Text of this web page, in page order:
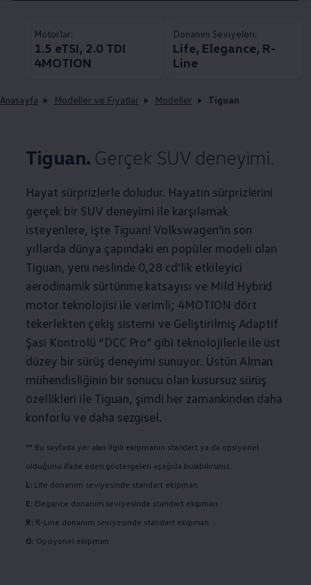
Motorlar:
1.5 eTSI, 2.0 TDI
4MOTION
Donanım Seviyeleri:
Life, Elegance, R-
Line
Anasayfa Modeller ve Fiyatlar Modeller Tiguan
Tiguan. Gerçek SUV deneyimi.
Hayat sürprizlerle doludur. Hayatın sürprizlerini
gerçek bir SUV deneyimi ile karşılamak
isteyenlere, işte Tiguan! Volkswagen’in son
yıllarda dünya çapındaki en popüler modeli olan
Tiguan, yeni neslinde 0,28 cd’lik etkileyici
aerodinamik sürtünme katsayısı ve Mild Hybrid
motor teknolojisi ile verimli; 4MOTION dört
tekerlekten çekiş sistemi ve Geliştirilmiş Adaptif
Şasi Kontrolü “DCC Pro” gibi teknolojilerle ile üst
düzey bir sürüş deneyimi sunuyor. Üstün Alman
mühendisliğinin bir sonucu olan kusursuz sürüş
özellikleri ile Tiguan, şimdi her zamankinden daha
konforlu ve daha sezgisel.
** Bu sayfada yer alan ilgili ekipmanın standart ya da opsiyonel
olduğunu ifade eden göstergeleri aşağıda bulabilirsiniz.
L: Life donanım seviyesinde standart ekipman
E: Elegance donanım seviyesinde standart ekipman
R: R-Line donanım seviyesinde standart ekipman
O: Opsiyonel ekipman